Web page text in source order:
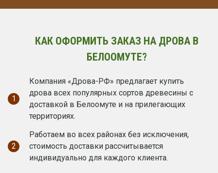
КАК ОФОРМИТЬ ЗАКАЗ НА ДРОВА В
БЕЛООМУТЕ?
1
Компания «Дрова-РФ» предлагает купить
дрова всех популярных сортов древесины с
доставкой в Белоомуте и на прилегающих
территориях.
2
Работаем во всех районах без исключения,
стоимость доставки рассчитывается
индивидуально для каждого клиента.